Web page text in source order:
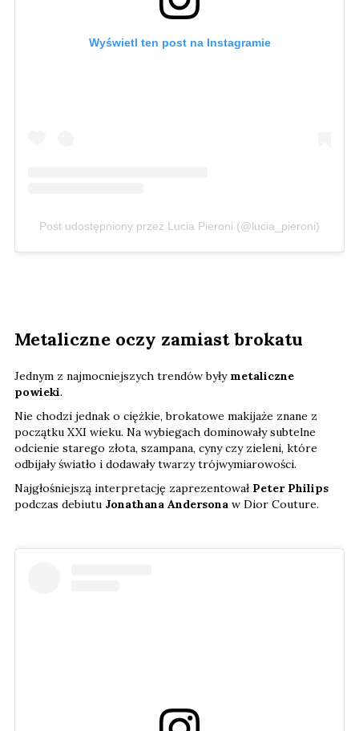
Wyświetl ten post na Instagramie
Post udostępniony przez Lucia Pieroni (@lucia_pieroni)
Metaliczne oczy zamiast brokatu
Jednym z najmocniejszych trendów były metaliczne
powieki.
Nie chodzi jednak o ciężkie, brokatowe makijaże znane z
początku XXI wieku. Na wybiegach dominowały subtelne
odcienie starego złota, szampana, cyny czy zieleni, które
odbijały światło i dodawały twarzy trójwymiarowości.
Najgłośniejszą interpretację zaprezentował Peter Philips
podczas debiutu Jonathana Andersona w Dior Couture.